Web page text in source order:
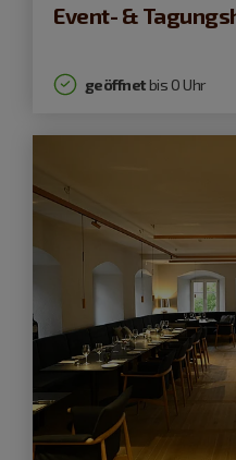
Event- &
geöffnetbis 0 Uhr